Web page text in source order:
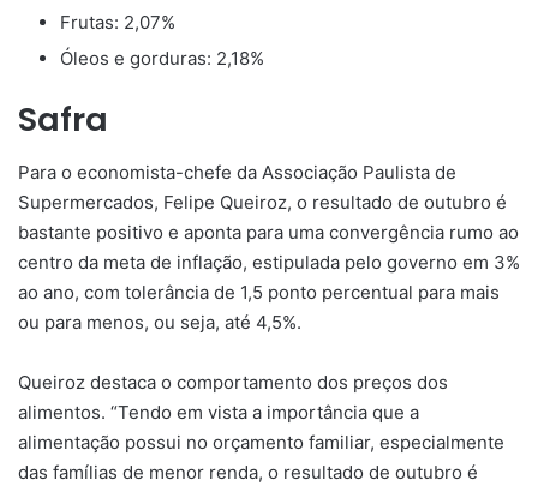
Frutas: 2,07%
Óleos e gorduras: 2,18%
Safra
Para o economista-chefe da Associação Paulista de
Supermercados, Felipe Queiroz, o resultado de outubro é
bastante positivo e aponta para uma convergência rumo ao
centro da meta de inflação, estipulada pelo governo em 3%
ao ano, com tolerância de 1,5 ponto percentual para mais
ou para menos, ou seja, até 4,5%.
Queiroz destaca o comportamento dos preços dos
alimentos. “Tendo em vista a importância que a
alimentação possui no orçamento familiar, especialmente
das famílias de menor renda, o resultado de outubro é